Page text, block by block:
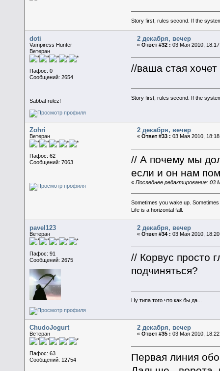
Story first, rules second. If the
doti
Vampiress Hunter
Ветеран
Пафос: 0
Сообщений: 2654
Sabbat rulez!
2 декабря, вечер
«Ответ #32 : 03 Мая 2010,
//ваша стая
Story first, rules second. If the
Zohri
Ветеран
Пафос: 62
Сообщений: 7063
2 декабря, вечер
«Ответ #33 : 03 Мая 2010,
// А почему мы
если и он нам
« Последнее редактирование: 03
Sometimes you wake up.
Life is a horizontal fall.
pavel123
Ветеран
Пафос: 91
Сообщений: 2675
2 декабря, вечер
«Ответ #34 : 03 Мая 2010,
// Корвус просто
подчиняться?
Ну типа того что как бы да...
ChudoJogurt
Ветеран
Пафос: 63
Сообщений: 12754
2 декабря, вечер
«Ответ #35 : 03 Мая 2010,
Первая линия